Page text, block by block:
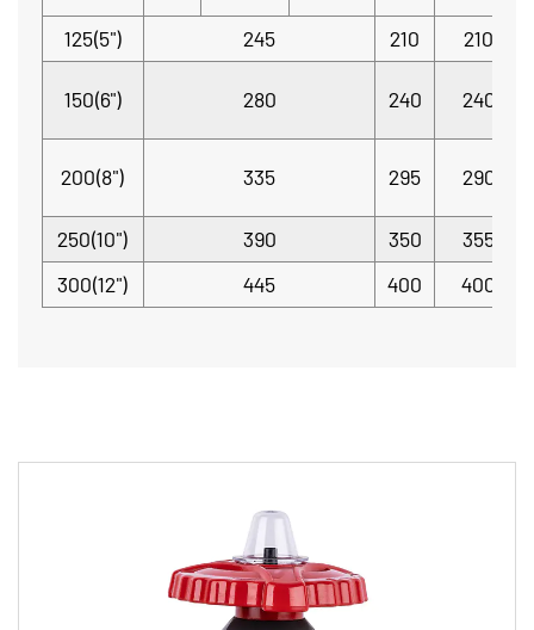
125(5") 245 210 210
150(6") 280 240 240
200(8") 335 295 290
250(10") 390 350
355
300(12")
445 400 400